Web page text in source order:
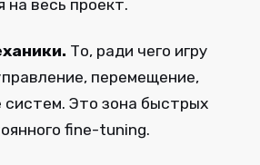
весь проект.
То, ради чего игру
перемещение,
систем. Это зона быстрых
fine-tuning.